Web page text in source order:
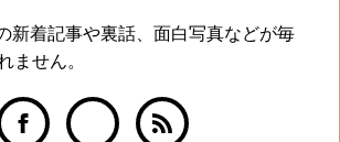
新着記事や裏話、面白写真などが毎
ません。